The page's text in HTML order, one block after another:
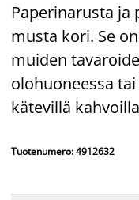
Paperinarusta
musta kori. Se
muiden
olohuoneessa
kätevillä
Tuotenumero: 4912632